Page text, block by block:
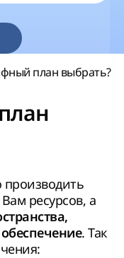
план выбрать?
ресурсов, а
. Так